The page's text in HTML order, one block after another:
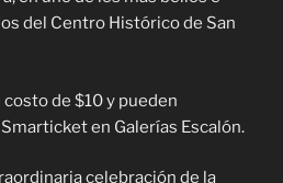
del Centro Histórico de San
de $10 y pueden
en Galerías Escalón.
celebración de la